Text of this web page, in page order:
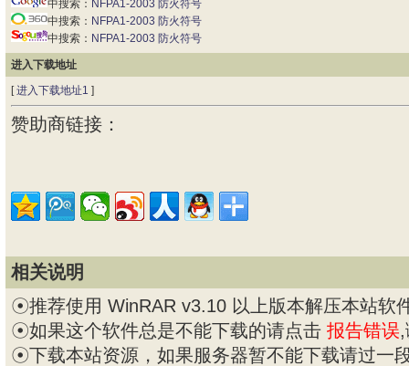
中搜索： NFPA1-2003 防火符号
中搜索： NFPA1-2003 防火符号
中搜索： NFPA1-2003 防火符号
进入下载地址
[进入下载地址1 ]
赞助商链接：
相关说明
☉推荐使用 WinRAR v3.10 以上版本解压本站软
☉如果这个软件总是不能下载的请点击 报告错误
☉下载本站资源，如果服务器暂不能下载请过一